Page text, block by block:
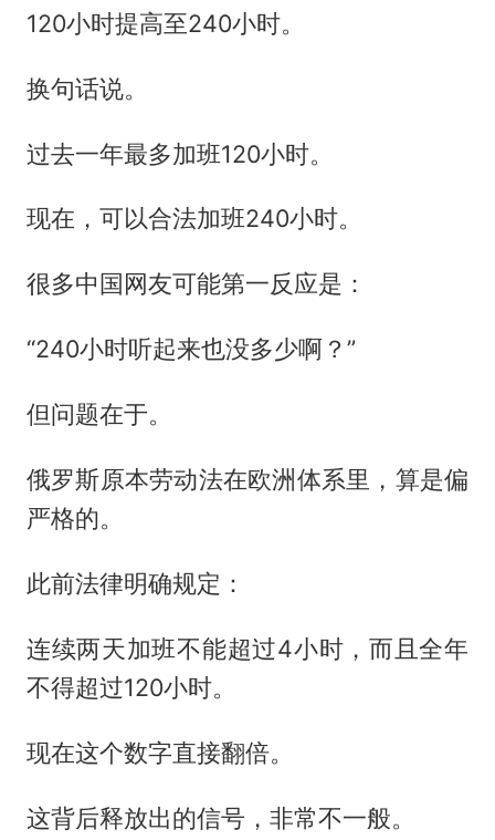
120小时提高至240小时。
换句话说。
过去一年最多加班120小时。
现在，可以合法加班240小时。
很多中国网友可能第一反应是：
“240小时听起来也没多少啊？”
但问题在于。
俄罗斯原本劳动法在欧洲体系里，算是偏
严格的。
此前法律明确规定：
连续两天加班不能超过4小时，而且全年
不得超过120小时。
现在这个数字直接翻倍。
这背后释放出的信号，非常不一般。